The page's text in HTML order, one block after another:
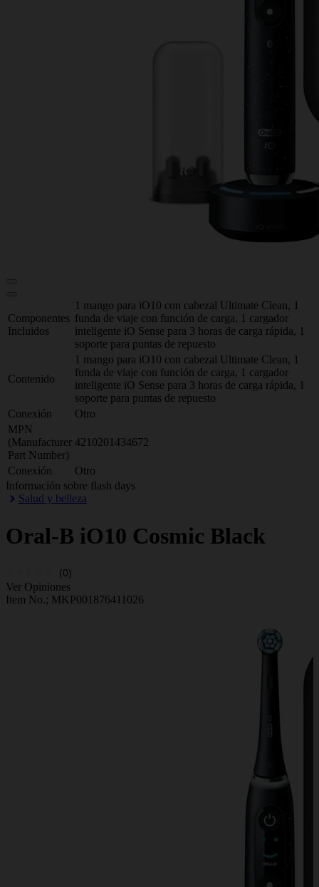
Componentes
Incluidos
1 mango para iO10 con cabezal Ultimate Clean, 1
funda de viaje con función de carga, 1 cargador
inteligente iO Sense para 3 horas de carga rápida, 1
soporte para puntas de repuesto
Contenido
1 mango para iO10 con cabezal Ultimate Clean, 1
funda de viaje con función de carga, 1 cargador
inteligente iO Sense para 3 horas de carga rápida, 1
soporte para puntas de repuesto
Conexión
Otro
MPN
(Manufacturer
Part Number)
4210201434672
Conexión
Otro
Información sobre flash days
Salud y belleza
Oral-B iO10 Cosmic Black
(0)
Ver Opiniones
Item No.; MKP001876411026